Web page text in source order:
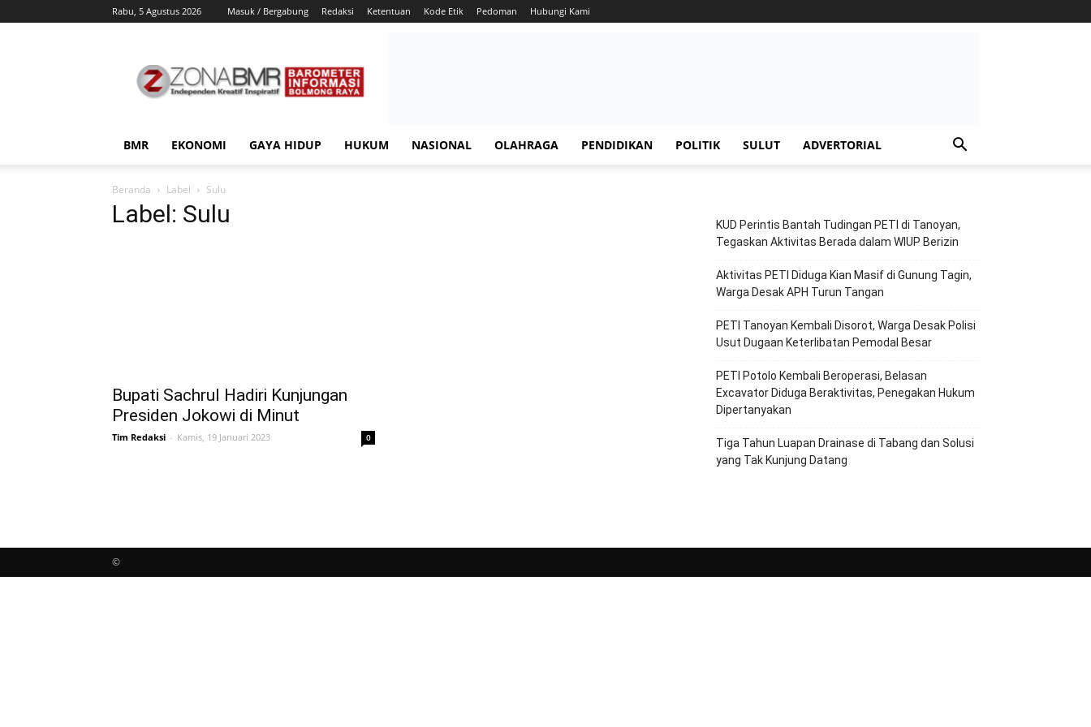
Rabu, 5 Agustus 2026 Masuk / Bergabung Redaksi Ketentuan Kode Etik Pedoman Hubungi Kami
BMR EKONOMI GAYA HIDUP HUKUM NASIONAL OLAHRAGA PENDIDIKAN POLITIK SULUT ADVERTORIAL
Beranda Label Sulu
Label: Sulu
Bupati Sachrul Hadiri Kunjungan
Presiden Jokowi di Minut
Tim Redaksi - Kamis, 19 Januari 2023 0
KUD Perintis Bantah Tudingan PETI di Tanoyan,
Tegaskan Aktivitas Berada dalam WIUP Berizin
Aktivitas PETI Diduga Kian Masif di Gunung Tagin,
Warga Desak APH Turun Tangan
PETI Tanoyan Kembali Disorot, Warga Desak Polisi
Usut Dugaan Keterlibatan Pemodal Besar
PETI Potolo Kembali Beroperasi, Belasan
Excavator Diduga Beraktivitas, Penegakan Hukum
Dipertanyakan
Tiga Tahun Luapan Drainase di Tabang dan Solusi
yang Tak Kunjung Datang
©